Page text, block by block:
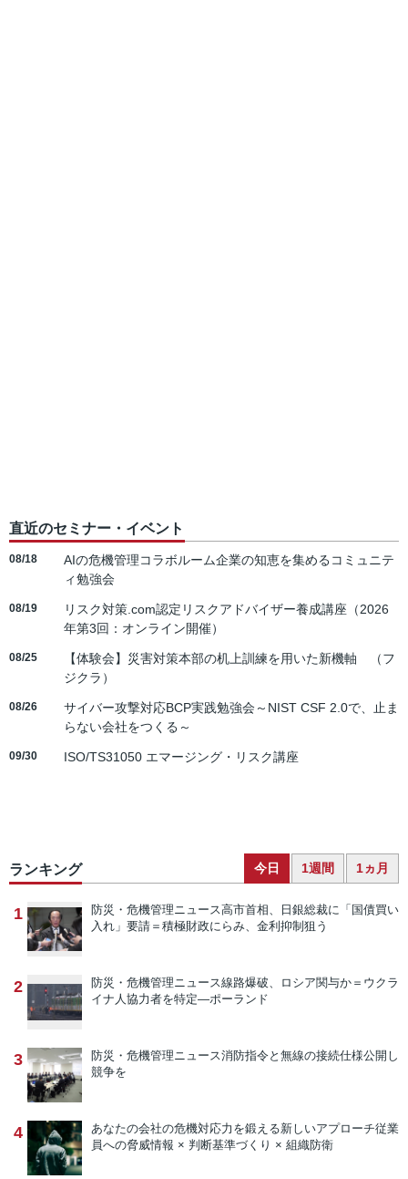
直近のセミナー・イベント
08/18
AIの危機管理コラボルーム企業の知恵を集めるコミュニテ
ィ勉強会
08/19
リスク対策.com認定リスクアドバイザー養成講座（2026
年第3回：オンライン開催）
08/25
【体験会】災害対策本部の机上訓練を用いた新機軸 （フ
ジクラ）
08/26
サイバー攻撃対応BCP実践勉強会～NIST CSF 2.0で、止ま
らない会社をつくる～
09/30 ISO/TS31050 エマージング・リスク講座
ランキング 今日 1週間 1ヵ月
1 防災・危機管理ニュース高市首相、日銀総裁に「国債買い
入れ」要請＝積極財政にらみ、金利抑制狙う
2 防災・危機管理ニュース線路爆破、ロシア関与か＝ウクラ
イナ人協力者を特定―ポーランド
3 防災・危機管理ニュース消防指令と無線の接続仕様公開し
競争を
4 あなたの会社の危機対応力を鍛える新しいアプローチ従業
員への脅威情報 × 判断基準づくり × 組織防衛